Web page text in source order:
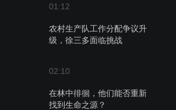
01:12
农村生产队工作分配争议升
级，徐三多面临挑战
02:10
在林中徘徊，他们能否重新
找到生命之源？